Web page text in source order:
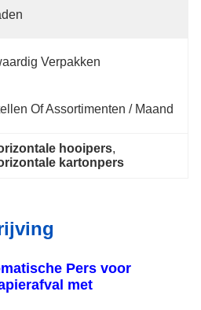
Verpakken
Of Assortimenten / Maand
hooipers,
kartonpers
Pers voor
met